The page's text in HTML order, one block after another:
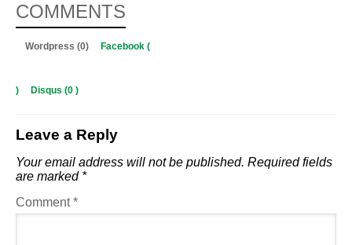
COMMENTS
Wordpress (0) Facebook (
) Disqus (0 )
Leave a Reply
Your email address will not be published. Required fields
are marked *
Comment*